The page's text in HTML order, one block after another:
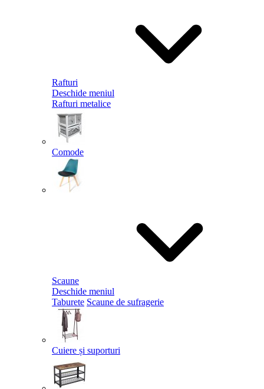
Rafturi
Deschide meniul
Rafturi metalice
Comode
Scaune
Deschide meniul
Taburete Scaune de sufragerie
Cuiere și suporturi